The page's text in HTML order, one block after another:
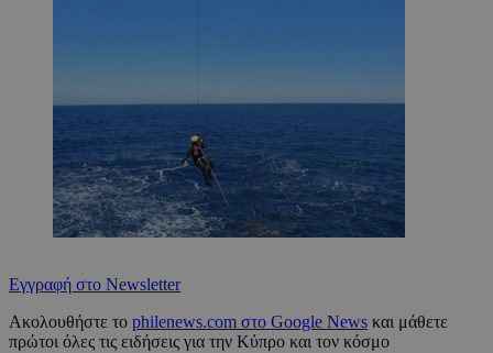
Εγγραφή στο Newsletter
Ακολουθήστε το philenews.com στο Google News και μάθετε
πρώτοι όλες τις ειδήσεις για την Κύπρο και τον κόσμο